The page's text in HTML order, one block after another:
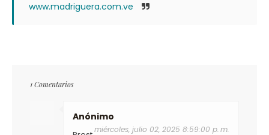
www.madriguera.com.ve
1 Comentarios
Anónimo
miércoles, julio 02, 2025 8:59:00 p. m.